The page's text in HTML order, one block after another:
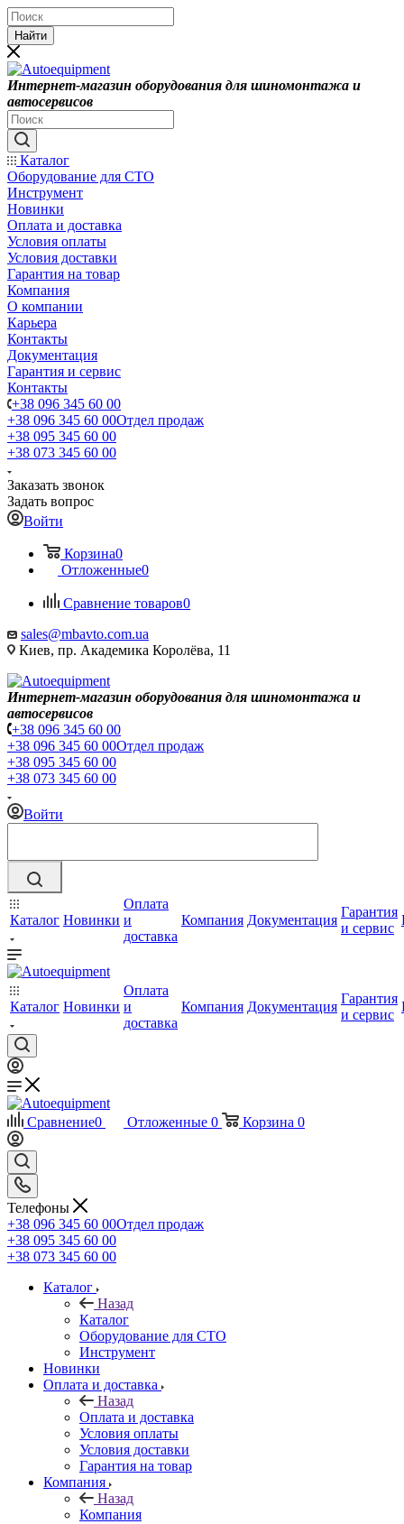
Найти
Интернет-магазин оборудования для шиномонтажа и
автосервисов
Каталог
Оборудование для СТО
Инструмент
Новинки
Оплата и доставка
Условия оплаты
Условия доставки
Гарантия на товар
Компания
О компании
Карьера
Контакты
Документация
Гарантия и сервис
Контакты
+38 096 345 60 00
+38 096 345 60 00Отдел продаж
+38 095 345 60 00
+38 073 345 60 00
Заказать звонок
Задать вопрос
Войти
Корзина0
Отложенные0
Сравнение товаров0
sales@mbavto.com.ua
Киев, пр. Академика Королёва, 11
Интернет-магазин оборудования для шиномонтажа и
автосервисов
+38 096 345 60 00
+38 096 345 60 00Отдел продаж
+38 095 345 60 00
+38 073 345 60 00
Войти
Каталог Новинки
Оплата
и
доставка
Компания Документация
Гарантия
и сервис
Каталог Новинки
Оплата
и
доставка
Компания Документация
Гарантия
и сервис
Сравнение0 Отложенные 0 Корзина 0
Телефоны
+38 096 345 60 00Отдел продаж
+38 095 345 60 00
+38 073 345 60 00
Каталог
Назад
Каталог
Оборудование для СТО
Инструмент
Новинки
Оплата и доставка
Назад
Оплата и доставка
Условия оплаты
Условия доставки
Гарантия на товар
Компания
Назад
Компания